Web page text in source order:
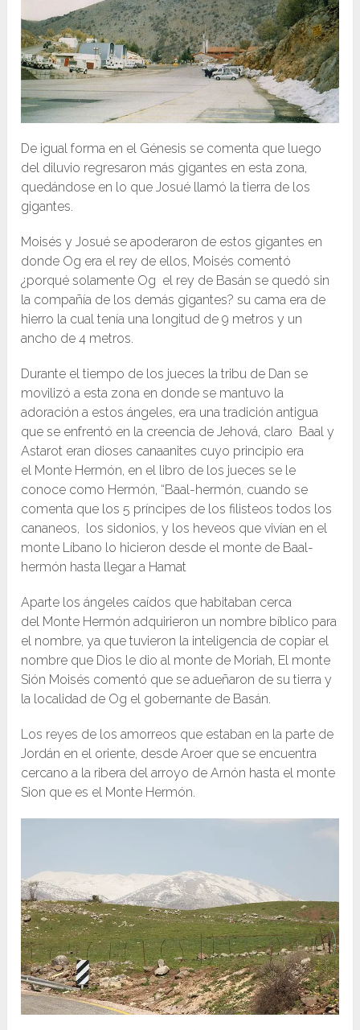
De igual forma en el Génesis se comenta que luego
del diluvio regresaron más gigantes en esta zona,
quedándose en lo que Josué llamó la tierra de los
gigantes.
Moisés y Josué se apoderaron de estos gigantes en
donde Og era el rey de ellos, Moisés comentó
¿porqué solamente Og el rey de Basán se quedó sin
la compañía de los demás gigantes? su cama era de
hierro la cual tenía una longitud de 9 metros y un
ancho de 4 metros.
Durante el tiempo de los jueces la tribu de Dan se
movilizó a esta zona en donde se mantuvo la
adoración a estos ángeles, era una tradición antigua
que se enfrentó en la creencia de Jehová, claro Baal y
Astarot eran dioses canaanites cuyo principio era
el Monte Hermón, en el libro de los jueces se le
conoce como Hermón, “Baal-hermón, cuando se
comenta que los 5 príncipes de los filisteos todos los
cananeos, los sidonios, y los heveos que vivían en el
monte Líbano lo hicieron desde el monte de Baal-
hermón hasta llegar a Hamat
Aparte los ángeles caídos que habitaban cerca
del Monte Hermón adquirieron un nombre bíblico para
el nombre, ya que tuvieron la inteligencia de copiar el
nombre que Dios le dio al monte de Moriah, El monte
Sión Moisés comentó que se adueñaron de su tierra y
la localidad de Og el gobernante de Basán.
Los reyes de los amorreos que estaban en la parte de
Jordán en el oriente, desde Aroer que se encuentra
cercano a la ribera del arroyo de Arnón hasta el monte
Sion que es el Monte Hermón.